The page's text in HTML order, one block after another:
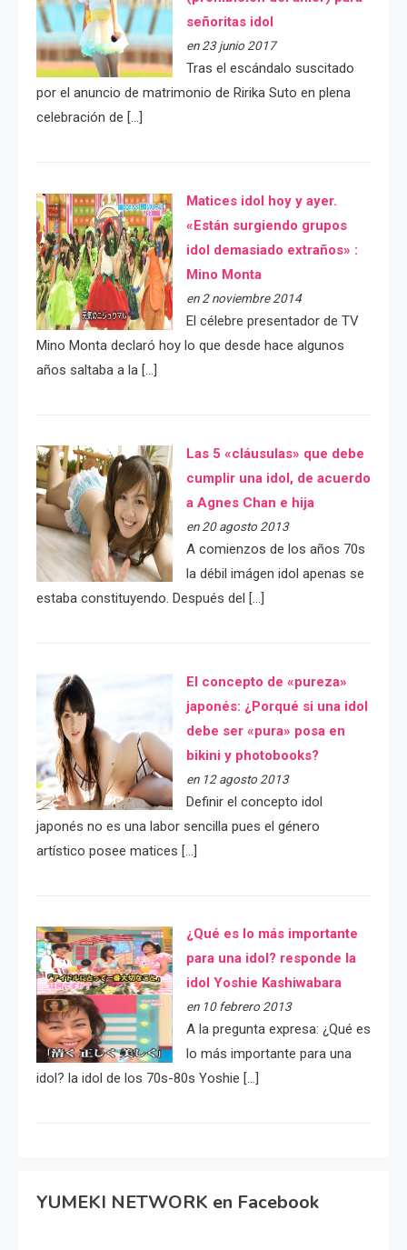
señoritas idol
en 23 junio 2017
Tras el escándalo suscitado
por el anuncio de matrimonio de Ririka Suto en plena
celebración de […]
Matices idol hoy y ayer.
«Están surgiendo grupos
idol demasiado extraños» :
Mino Monta
en 2 noviembre 2014
El célebre presentador de TV
Mino Monta declaró hoy lo que desde hace algunos
años saltaba a la […]
Las 5 «cláusulas» que debe
cumplir una idol, de acuerdo
a Agnes Chan e hija
en 20 agosto 2013
A comienzos de los años 70s
la débil imágen idol apenas se
estaba constituyendo. Después del […]
El concepto de «pureza»
japonés: ¿Porqué si una idol
debe ser «pura» posa en
bikini y photobooks?
en 12 agosto 2013
Definir el concepto idol
japonés no es una labor sencilla pues el género
artístico posee matices […]
¿Qué es lo más importante
para una idol? responde la
idol Yoshie Kashiwabara
en 10 febrero 2013
A la pregunta expresa: ¿Qué es
lo más importante para una
idol? la idol de los 70s-80s Yoshie […]
YUMEKI NETWORK en Facebook